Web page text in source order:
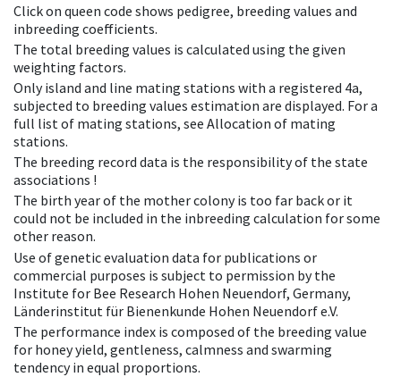
Click on queen code shows pedigree, breeding values and
inbreeding coefficients.
The total breeding values is calculated using the given
weighting factors.
Only island and line mating stations with a registered 4a,
subjected to breeding values estimation are displayed. For a
full list of mating stations, see Allocation of mating
stations.
The breeding record data is the responsibility of the state
associations !
The birth year of the mother colony is too far back or it
could not be included in the inbreeding calculation for some
other reason.
Use of genetic evaluation data for publications or
commercial purposes is subject to permission by the
Institute for Bee Research Hohen Neuendorf, Germany,
Länderinstitut für Bienenkunde Hohen Neuendorf e.V.
The performance index is composed of the breeding value
for honey yield, gentleness, calmness and swarming
tendency in equal proportions.